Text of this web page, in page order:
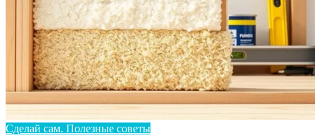
Сделай сам. Полезные советы